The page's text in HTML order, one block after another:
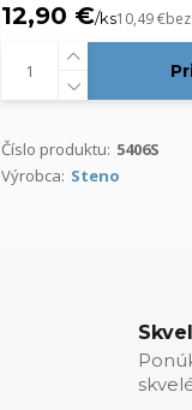
12,90 €/ks10,49 €
Číslo produktu: 5406S
Výrobca: Steno